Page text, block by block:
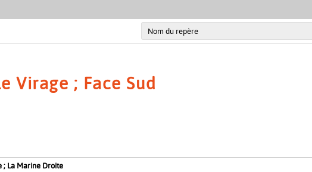
Virage ; Face Sud
; La Marine Droite